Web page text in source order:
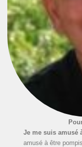
Je me suis amusé
amusé à être